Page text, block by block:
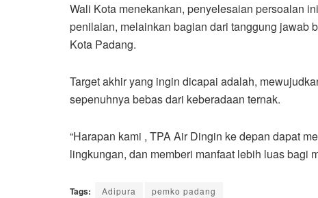
Wali Kota menekankan, penyelesaian persoalan
penilaian, melainkan bagian dari tanggung jawab
Kota Padang.
Target akhir yang ingin dicapai adalah,
sepenuhnya bebas dari keberadaan ternak.
“Harapan kami , TPA Air Dingin ke depan dapat
lingkungan, dan memberi manfaat lebih luas bagi
Tags: Adipura pemko padang